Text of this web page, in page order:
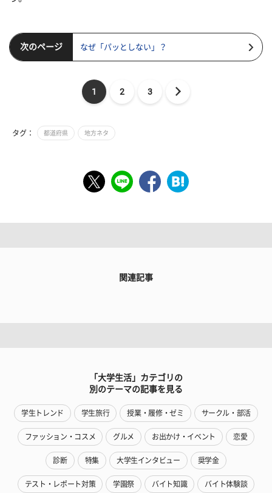
次のページ なぜ「パッとしない」？
1 2 3
タグ： 都道府県 地方ネタ
関連記事
「大学生活」カテゴリの
別のテーマの記事を見る
学生トレンド 学生旅行 授業・履修・ゼミ サークル・部活
ファッション・コスメ グルメ お出かけ・イベント 恋愛
診断 特集 大学生インタビュー 奨学金
テスト・レポート対策 学園祭 バイト知識 バイト体験談